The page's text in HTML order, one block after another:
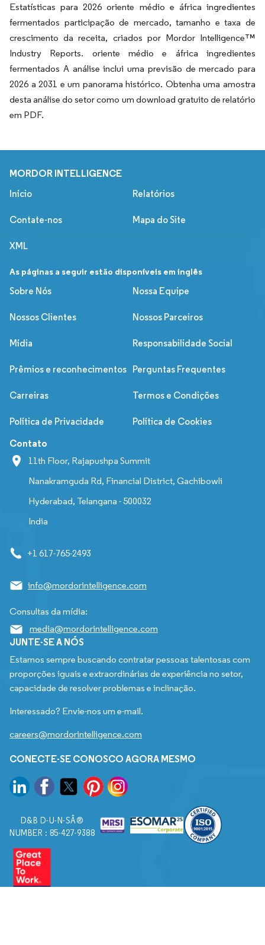
Estatísticas para 2026 oriente médio e áfrica ingredientes
fermentados participação de mercado, tamanho e taxa de
crescimento da receita, criados por Mordor Intelligence™
Industry Reports. oriente médio e áfrica ingredientes
fermentados A análise inclui uma previsão de mercado para
2026 a 2031 e um panorama histórico. Obtenha uma amostra
desta análise do setor como um download gratuito de relatório
em PDF.
MORDOR INTELLIGENCE
Início Relatórios
Contate-nos Mapa do Site
XML
As páginas a seguir estão disponíveis em inglês
Sobre Nós
Nossa Equipe
Nossos Clientes Nossos Parceiros
Mídia Responsabilidade Social
Prêmios e reconhecimentos Perguntas Frequentes
Carreiras Termos e Condições
Política de Privacidade Política de Cookies
Contato
11th Floor, Rajapushpa Summit
Nanakramguda Rd, Financial District, Gachibowli
Hyderabad, Telangana - 500032
India
+1 617-765-2493
info@mordorintelligence.com
Consultas da mídia:
media@mordorintelligence.com
JUNTE-SE A NÓS
Estamos sempre buscando contratar pessoas talentosas com
proporções iguais e extraordinárias de experiência no setor,
capacidade de resolver problemas e inclinação.
Interessado? Envie-nos um e-mail.
careers@mordorintelligence.com
CONECTE-SE CONOSCO AGORA MESMO
D&B D-U-N-SÂ®
NUMBER : 85-427-9388